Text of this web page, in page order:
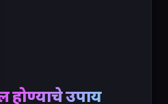
होण्याचे उपाय